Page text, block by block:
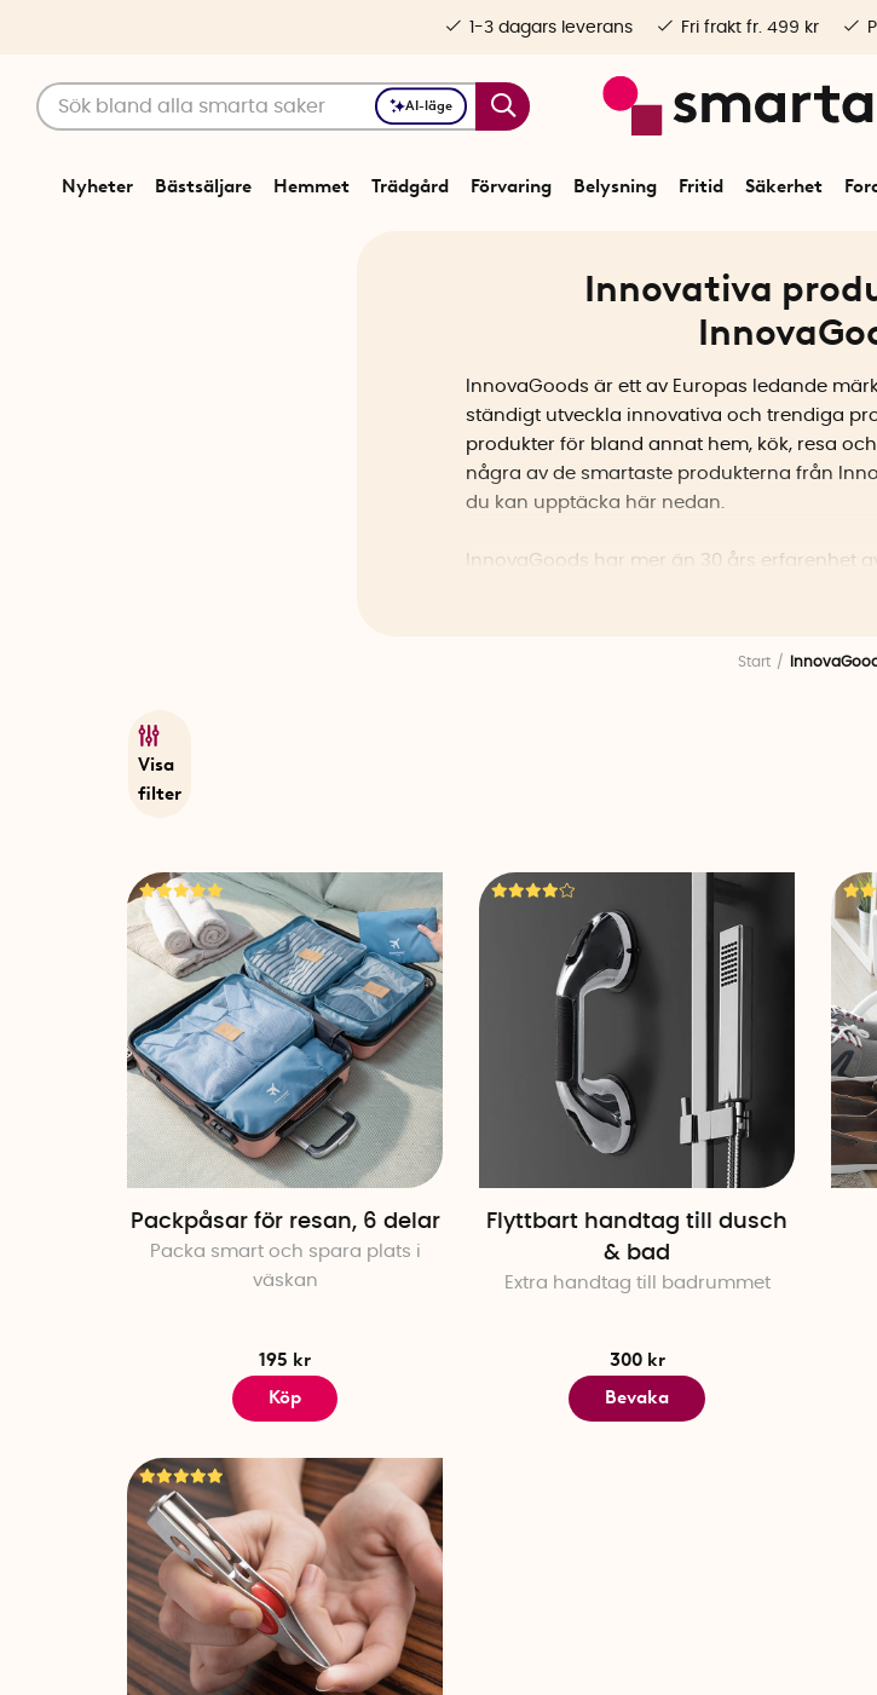
AI-läge
Nyheter Bästsäljare Hemmet Trädgård Förvaring Belysning Fritid Säkerhet
1-3 dagars leverans Fri frakt fr. 499 kr
Innovativa
InnovaGoods är ett av Europas ledande
ständigt utveckla innovativa och trendiga
produkter för bland annat hem, kök, resa
några av de smartaste produkterna från
du kan upptäcka här nedan.
InnovaGoods har mer än 30 års erfarenhet
Start
Visa
filter
Packpåsar för resan, 6 delar
Packa smart och spara plats i
väskan
195 kr
Köp
Flyttbart handtag till dusch
& bad
Extra handtag till badrummet
300 kr
Bevaka